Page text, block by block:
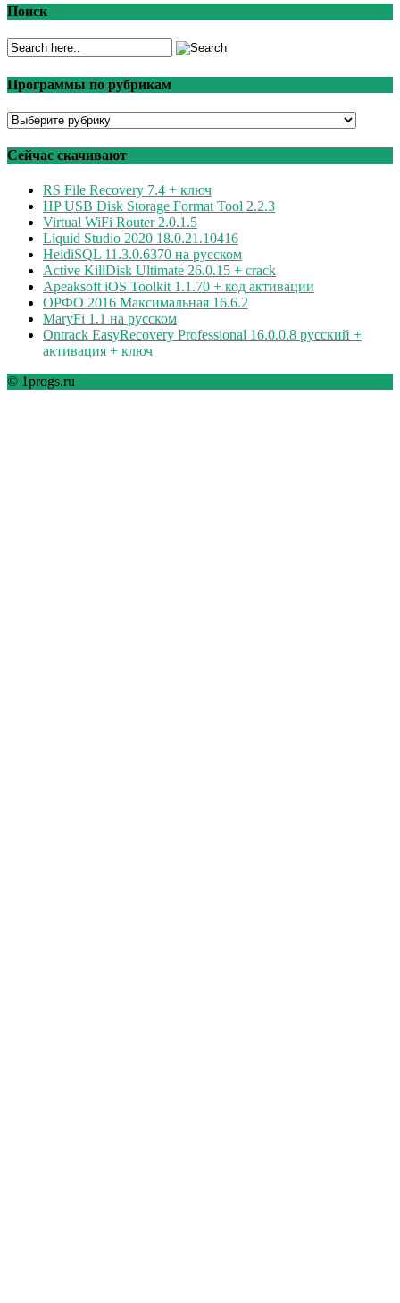
Поиск
Программы по рубрикам
Программы
рубрикам
Сейчас скачивают
RS File Recovery 7.4 + ключ
HP USB Disk Storage Format Tool 2.2.3
Virtual WiFi Router 2.0.1.5
Liquid Studio 2020 18.0.21.10416
HeidiSQL 11.3.0.6370 на русском
Active KillDisk Ultimate 26.0.15 + crack
Apeaksoft iOS Toolkit 1.1.70 + код активации
ОРФО 2016 Максимальная 16.6.2
MaryFi 1.1 на русском
Ontrack EasyRecovery Professional 16.0.0.8 русский +
активация + ключ
© 1progs.ru